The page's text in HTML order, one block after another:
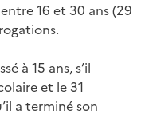
16 et 30 ans (29
à 15 ans,s’il
et le 31
a terminé son